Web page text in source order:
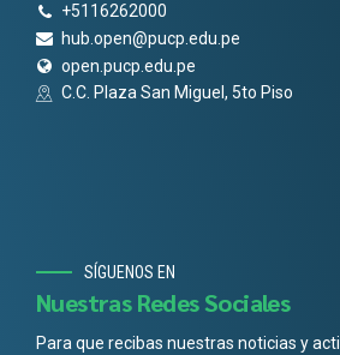
+5116262000
hub.open@pucp.edu.pe
open.pucp.edu.pe
C.C. Plaza San Miguel, 5to Piso
SÍGUENOS EN
Nuestras Redes Sociales
Para que recibas nuestras noticias y